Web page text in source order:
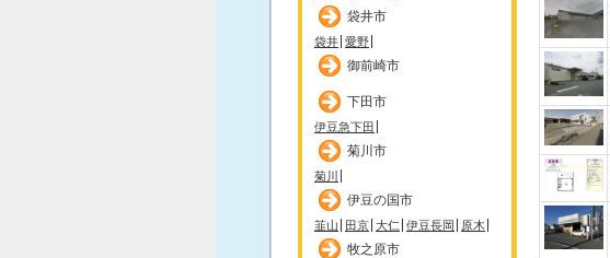
袋井市
袋井 愛野
御前崎市
下田市
伊豆急下田
菊川市
菊川
伊豆の国市
韮山 田京 大仁 伊豆長岡 原木
牧之原市